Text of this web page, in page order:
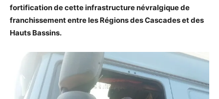
fortification de cette infrastructure névralgique de
franchissement entre les Régions des Cascades et des
Hauts Bassins.